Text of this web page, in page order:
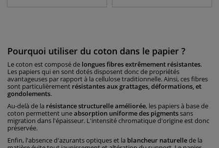
Pourquoi utiliser du coton dans le papier ?
Le coton est composé de longues fibres extrêmement résistantes.
Les papiers qui en sont dotés disposent donc de propriétés
avantageuses par rapport à la cellulose traditionnelle. Ainsi, ces fibres
sont particulièrement résistantes aux grattages, déformations, et
gondolements.
Au-delà de la résistance structurelle améliorée, les papiers à base de
coton permettent uneabsorption uniforme des pigmentssans
migration dans l'épaisseur. L'intensité chromatique d'origine est donc
préservée.
Enfin, l'absence d'azurants optiques et la blancheur naturellede la